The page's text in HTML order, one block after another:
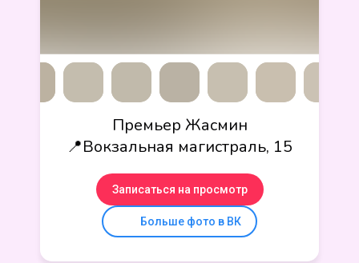
Премьер Жасмин
📍Вокзальная магистраль, 15
Записаться на просмотр
Больше фото в ВК